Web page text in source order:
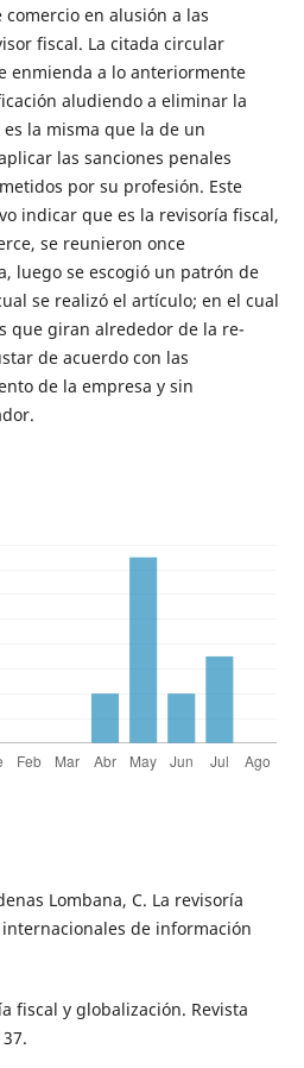
en alusión a las
fiscal. La citada circular
enmienda a lo anteriormente
aludiendo a eliminar la
la misma que la de un
las sanciones penales
por su profesión. Este
indicar que es la revisoría fiscal,
se reunieron once
luego se escogió un patrón de
se realizó el artículo; en el cual
que giran alrededor de la re-
de acuerdo con las
de la empresa y sin
Lombana, C. La revisoría
de información
fiscal y globalización. Revista